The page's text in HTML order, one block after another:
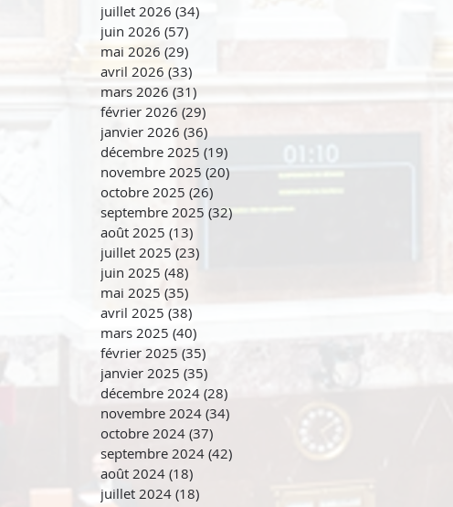
juillet 2026 (34)
juin 2026 (57)
mai 2026 (29)
avril 2026 (33)
mars 2026 (31)
février 2026 (29)
janvier 2026 (36)
décembre 2025 (19)
novembre 2025 (20)
octobre 2025 (26)
septembre 2025 (32) 32 posts
août 2025 (13)
juillet 2025 (23)
juin 2025 (48)
mai 2025 (35)
avril 2025 (38)
mars 2025 (40)
février 2025 (35)
janvier 2025 (35)
décembre 2024 (28)
novembre 2024 (34)
octobre 2024 (37)
septembre 2024 (42)
août 2024 (18)
juillet 2024 (18)